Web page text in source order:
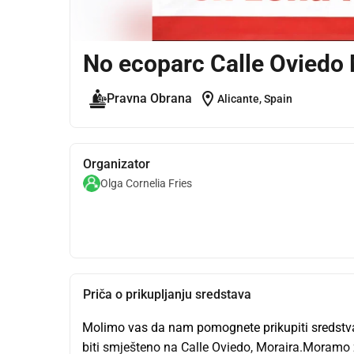
No ecoparc Calle Oviedo
Pravna Obrana location_on Alicante, Spain
Organizator
Olga Cornelia Fries
Priča o prikupljanju sredstava
Molimo vas da nam pomognete prikupiti
biti smješteno na Calle Oviedo,